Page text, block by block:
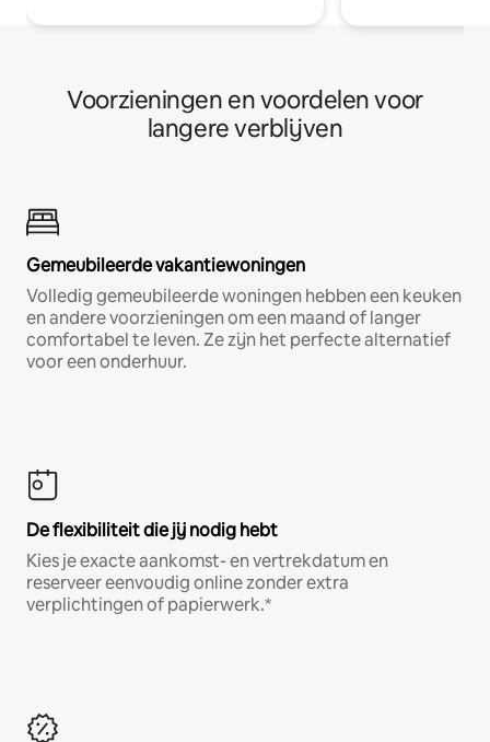
Voorzieningen en voordelen voor
langere verblijven
Gemeubileerde vakantiewoningen
Volledig gemeubileerde woningen hebben een keuken
en andere voorzieningen om een maand of langer
comfortabel te leven. Ze zijn het perfecte alternatief
voor een onderhuur.
De flexibiliteit die jij nodig hebt
Kies je exacte aankomst- en vertrekdatum en
reserveer eenvoudig online zonder extra
verplichtingen of papierwerk.*